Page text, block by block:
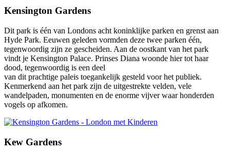
Kensington Gardens
Dit park is één van Londons acht koninklijke parken en grenst aan
Hyde Park. Eeuwen geleden vormden deze twee parken één,
tegenwoordig zijn ze gescheiden. Aan de oostkant van het park
vindt je Kensington Palace. Prinses Diana woonde hier tot haar
dood, tegenwoordig is een deel
van dit prachtige paleis toegankelijk gesteld voor het publiek.
Kenmerkend aan het park zijn de uitgestrekte velden, vele
wandelpaden, monumenten en de enorme vijver waar honderden
vogels op afkomen.
Kew Gardens